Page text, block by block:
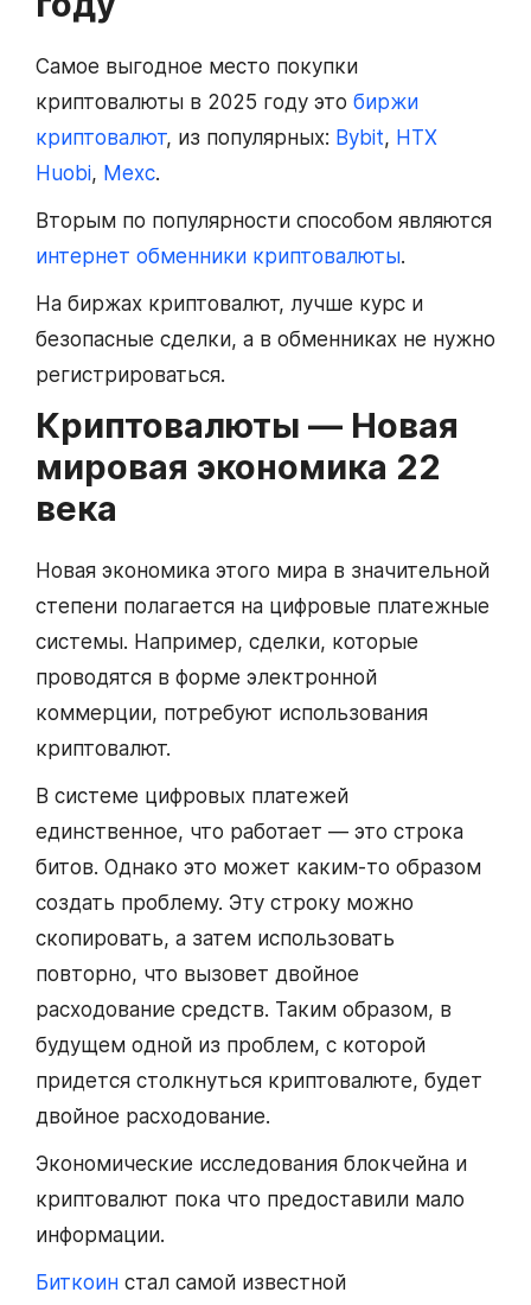
Самое выгодное место покупки
криптовалюты в 2025 году это биржи
криптовалют, из популярных: Bybit, HTX
Huobi, Mexc.
Вторым по популярности способом являются
интернет обменники криптовалюты.
На биржах криптовалют, лучше курс и
безопасные сделки, а в обменниках не нужно
регистрироваться.
Криптовалюты — Новая
мировая экономика 22
века
Новая экономика этого мира в значительной
степени полагается на цифровые платежные
системы. Например, сделки, которые
проводятся в форме электронной
коммерции, потребуют использования
криптовалют.
В системе цифровых платежей
единственное, что работает — это строка
битов. Однако это может каким-то образом
создать проблему. Эту строку можно
скопировать, а затем использовать
повторно, что вызовет двойное
расходование средств. Таким образом, в
будущем одной из проблем, с которой
придется столкнуться криптовалюте, будет
двойное расходование.
Экономические исследования блокчейна и
криптовалют пока что предоставили мало
информации.
Биткоин стал самой известной